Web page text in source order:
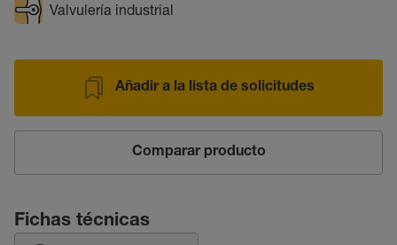
Valvulería industrial
Añadir a la lista de solicitudes
Comparar producto
Fichas técnicas